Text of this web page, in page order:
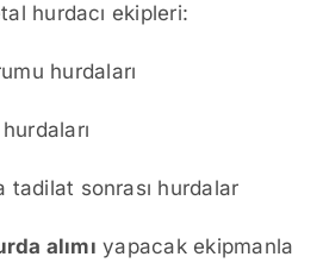
hurdacı ekipleri:
hurdaları
tadilat sonrası hurdalar
alımı yapacak ekipmanla